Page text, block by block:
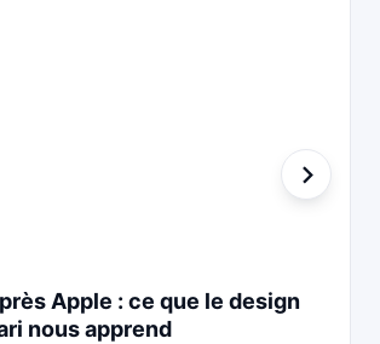
Apple : ce que le design
nous apprend